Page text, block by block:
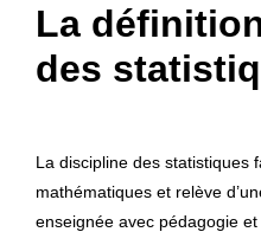
La
des
La discipline des statistiques
mathématiques et relève
enseignée avec pédagogie